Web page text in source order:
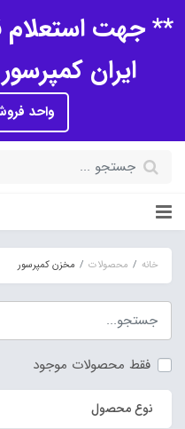
** جهت
ایران
واحد فروش
خانه محصولات مخزن کمپرسور
فقط محصولات موجود
نوع محصول